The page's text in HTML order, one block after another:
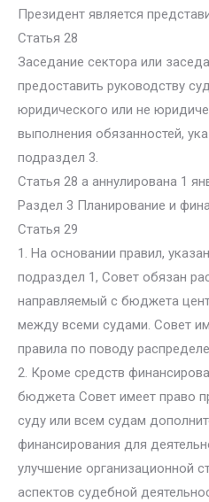
Президент является
Статья 28
Заседание сектора или
предоставить руководству
юридического или не
выполнения обязанностей,
подраздел 3.
Статья 28 а аннулирована 1
Раздел 3 Планирование и
Статья 29
1. На основании правил,
подраздел 1, Совет обязан
направляемый с бюджета
между всеми судами. Совет
правила по поводу
2. Кроме средств
бюджета Совет имеет право
суду или всем судам
финансирования для
улучшение организационной
аспектов судебной